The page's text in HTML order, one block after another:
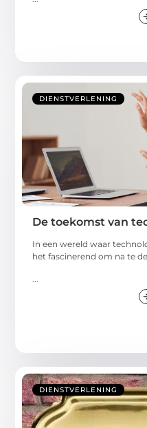
DIENSTVERLENING
De toekomst van
In een wereld waar
het fascinerend om na te
DIENSTVERLENING